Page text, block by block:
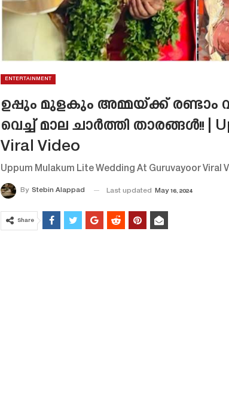
ENTERTAINMENT
ഉപ്പും മുളകും അമ്മയ്ക്ക് രണ്ടാം
വെച്ച് മാല ചാർത്തി താരങ്ങൾ!! |
Viral Video
Uppum Mulakum Lite Wedding At Guruvayoor Viral
By Stebin Alappad Last updated May 16, 2024
Share